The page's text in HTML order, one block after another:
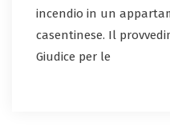
incendio in un
casentinese. Il
Giudice per le